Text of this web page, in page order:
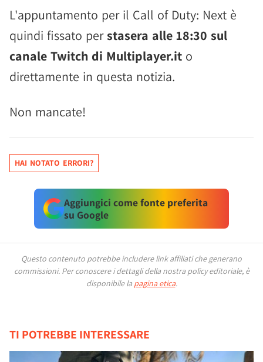
L'appuntamento per il Call of Duty: Next è
quindi fissato perstasera alle 18:30 sul
canale Twitch di Multiplayer.it o
direttamente in questa notizia.
Non mancate!
HAI NOTATO ERRORI?
Aggiungici come fonte preferita
su Google
Questo contenuto potrebbe includere link affiliati che generano
commissioni. Per conoscere i dettagli della nostra policy editoriale, è
disponibile la pagina etica.
TI POTREBBE INTERESSARE